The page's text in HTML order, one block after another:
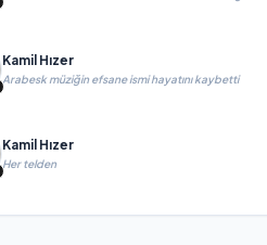
yayımlandı
Kamil Hızer
Arabesk müziğin efsane ismi hayatını kaybetti
Kamil Hızer
Her telden